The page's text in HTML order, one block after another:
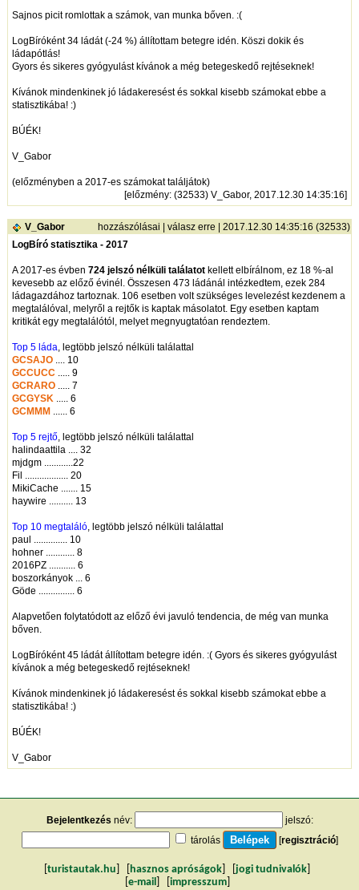
Sajnos picit romlottak a számok, van munka bőven. :(
LogBíróként 34 ládát (-24 %) állítottam betegre idén. Köszi dokik és
ládapótlás!
Gyors és sikeres gyógyulást kívánok a még betegeskedő rejtéseknek!
Kívánok mindenkinek jó ládakeresést és sokkal kisebb számokat ebbe a
statisztikába! :)
BÚÉK!
V_Gabor
(előzményben a 2017-es számokat találjátok)
[előzmény: (32533) V_Gabor, 2017.12.30 14:35:16]
V_Gabor hozzászólásai válasz erre | 2017.12.30 14:35:16 (32533)
LogBíró statisztika - 2017
A 2017-es évben 724 jelszó nélküli találatotkellett elbírálnom, ez 18 %-al
kevesebb az előző évinél. Összesen 473 ládánál intézkedtem, ezek 284
ládagazdához tartoznak. 106 esetben volt szükséges levelezést kezdenem a
megtalálóval, melyről a rejtők is kaptak másolatot. Egy esetben kaptam
kritikát egy megtalálótól, melyet megnyugtatóan rendeztem.
Top 5 láda, legtöbb jelszó nélküli találattal
GCSAJO.... 10
GCCUCC..... 9
GCRARO..... 7
GCGYSK..... 6
GCMMM ...... 6
Top 5 rejtő, legtöbb jelszó nélküli találattal
halindaattila .... 32
mjdgm ............22
Fil .................. 20
MikiCache ....... 15
haywire .......... 13
Top 10 megtaláló, legtöbb jelszó nélküli találattal
paul .............. 10
hohner ............ 8
2016PZ ........... 6
boszorkányok ... 6
Göde ............... 6
Alapvetően folytatódott az előző évi javuló tendencia, de még van munka
bőven.
LogBíróként 45 ládát állítottam betegre idén. :( Gyors és sikeres gyógyulást
kívánok a még betegeskedő rejtéseknek!
Kívánok mindenkinek jó ládakeresést és sokkal kisebb számokat ebbe a
statisztikába! :)
BÚÉK!
V_Gabor
Bejelentkezés név:
jelszó:
tárolás
[regisztráció]
turistautak.hu hasznos apróságok jogi tudnivalók
e-mail impresszum]